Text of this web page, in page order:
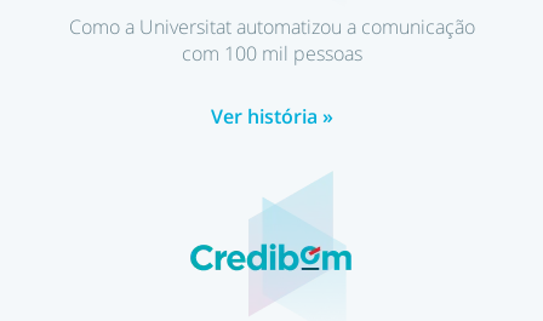
Como a Universitat automatizou a comunicação
com 100 mil pessoas
Ver história »